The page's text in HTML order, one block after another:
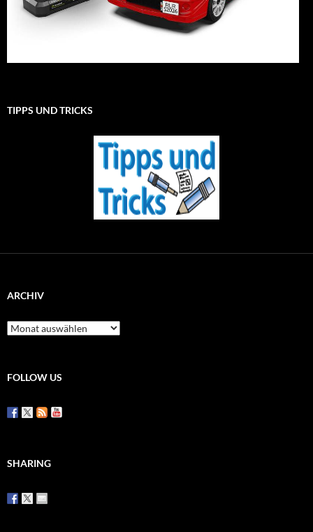
TIPPS UND TRICKS
ARCHIV
Archiv
FOLLOW US
SHARING